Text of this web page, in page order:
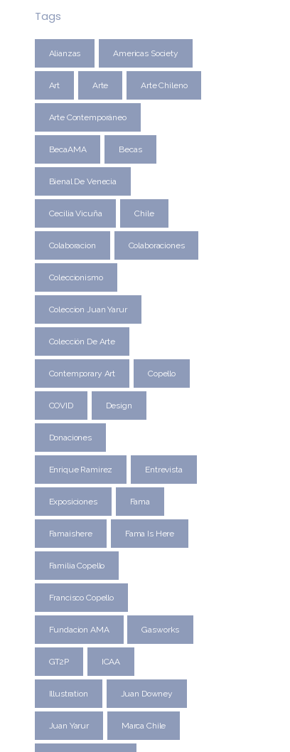
Tags
Alianzas Americas Society
Art Arte Arte Chileno
Arte Contemporáneo
BecaAMA Becas
Bienal De Venecia
Cecilia Vicuña Chile
Colaboracion Colaboraciones
Coleccionismo
Coleccion Juan Yarur
Colección De Arte
Contemporary Art Copello
COVID Design
Donaciones
Enrique Ramirez Entrevista
Exposiciones Fama
Famaishere Fama Is Here
Familia Copello
Francisco Copello
Fundacion AMA Gasworks
GT2P ICAA
Illustration Juan Downey
Juan Yarur Marca Chile